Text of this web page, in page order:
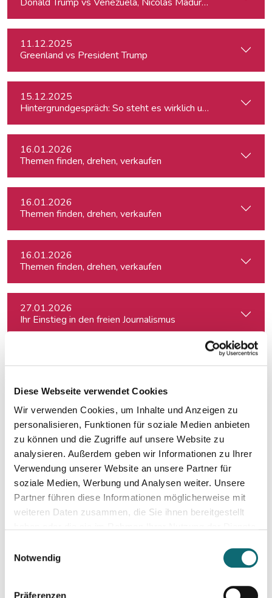
Diese Webseite verwendet Cookies
Wir verwenden Cookies, um Inhalte und Anzeigen zu
personalisieren, Funktionen für soziale Medien anbieten
zu können und die Zugriffe auf unsere Website zu
analysieren. Außerdem geben wir Informationen zu Ihrer
Verwendung unserer Website an unsere Partner für
soziale Medien, Werbung und Analysen weiter. Unsere
Partner führen diese Informationen möglicherweise mit
weiteren Daten zusammen, die Sie ihnen bereitgestellt
Notwendig
Präferenzen
11.12.2025
Greenland vs President Trump
15.12.2025
Hintergrundgespräch: So steht es wirklich um die
16.01.2026
Themen finden, drehen, verkaufen
16.01.2026
Themen finden, drehen, verkaufen
16.01.2026
Themen finden, drehen, verkaufen
27.01.2026
Ihr Einstieg in den freien Journalismus
18.02.2026
Interviewtraining für Journalist:innen
18.02.2026
In Dialogue with Bundesheer Colonel Dr. Markus Reisner
11.03.2026
Elections in Slovenia: will Trump-admirer Janez Janša